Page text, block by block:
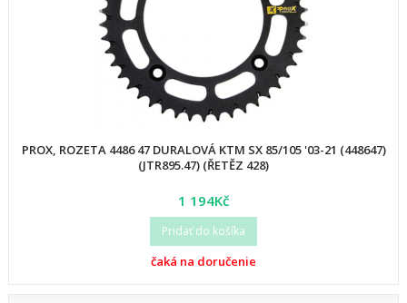
PROX, ROZETA 4486 47 DURALOVÁ KTM SX 85/105 '03-21 (448647)
(JTR895.47) (ŘETĚZ 428)
1 194Kč
Pridať do košíka
čaká na doručenie